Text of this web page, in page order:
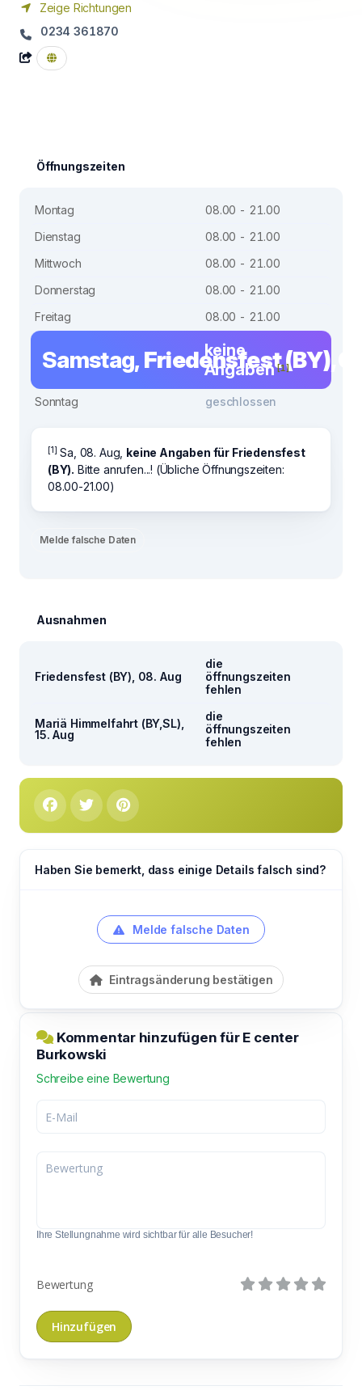
Zeige Richtungen
0234 361870
Öffnungszeiten
Montag
08.00 - 21.00
Dienstag
08.00 - 21.00
Mittwoch
08.00 - 21.00
Donnerstag
08.00 - 21.00
Freitag
08.00 - 21.00
Samstag,Friedensfest (BY),
keine
Angaben [1]
Sonntag geschlossen
[1] Sa, 08. Aug, keine Angaben für Friedensfest
(BY). Bitte anrufen...! (Übliche Öffnungszeiten:
08.00-21.00)
Melde falsche Daten
Ausnahmen
Friedensfest (BY), 08. Aug
die
öffnungszeiten
fehlen
Mariä Himmelfahrt (BY,SL),
15. Aug
die
öffnungszeiten
fehlen
Haben Sie bemerkt, dass einige Details falsch sind?
Melde falsche Daten
Eintragsänderung bestätigen
Kommentar hinzufügen für E center
Burkowski
Schreibe eine Bewertung
Ihre Stellungnahme wird sichtbar für alle Besucher!
Bewertung